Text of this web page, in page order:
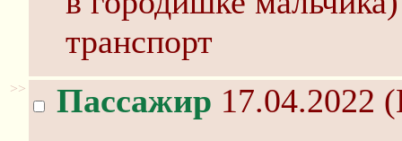
транспорт
>> Пассажир 17.04.2022